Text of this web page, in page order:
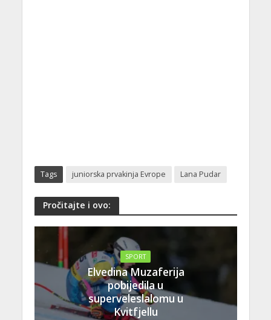
Tags juniorska prvakinja Evrope Lana Pudar
Pročitajte i ovo:
SPORT
Elvedina Muzaferija
pobijedila u
superveleslalomu u
Kvitfjellu